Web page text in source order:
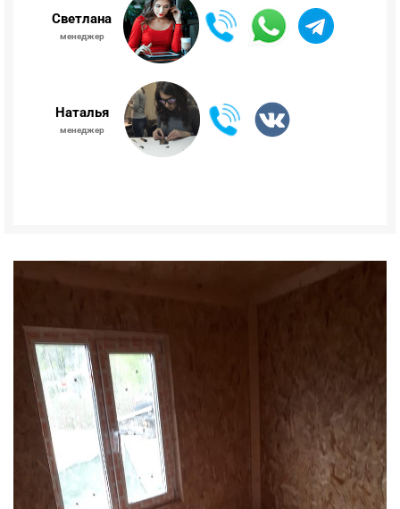
Светлана
менеджер
Наталья
менеджер